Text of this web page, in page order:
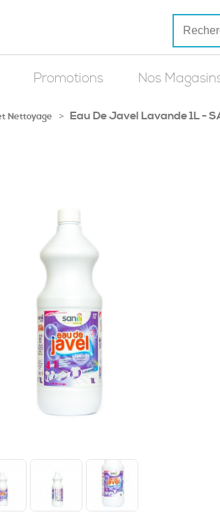
Promotions Nos
Nettoyage > Eau De Javel Lavande 1L -